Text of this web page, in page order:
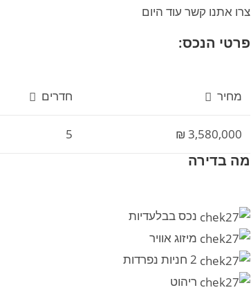
צרו אתנו קשר עוד היום
פרטי הנכס:
מחיר חדרים
3,580,000 ₪
5
מה בדירה
נכס בבלעדיות
מיזוג אוויר
2 חניות נפרדות
ריהוט